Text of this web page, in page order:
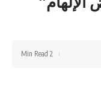
2 Min Read